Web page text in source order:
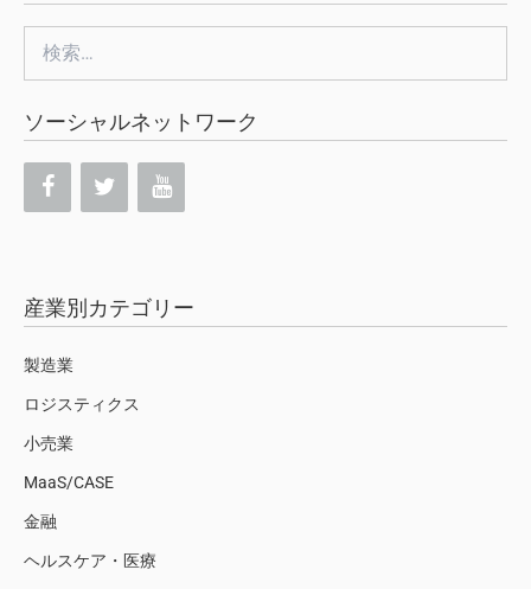
索:
ソーシャルネットワーク
産業別カテゴリー
製造業
ロジスティクス
小売業
MaaS/CASE
金融
ヘルスケア・医療